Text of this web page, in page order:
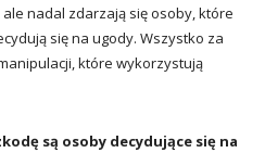
nadal zdarzają się osoby, które
się na ugody. Wszystko za
które wykorzystują
są osoby decydujące się na